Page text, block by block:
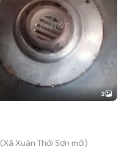
2
(Xã Xuân Thới Sơn mới)